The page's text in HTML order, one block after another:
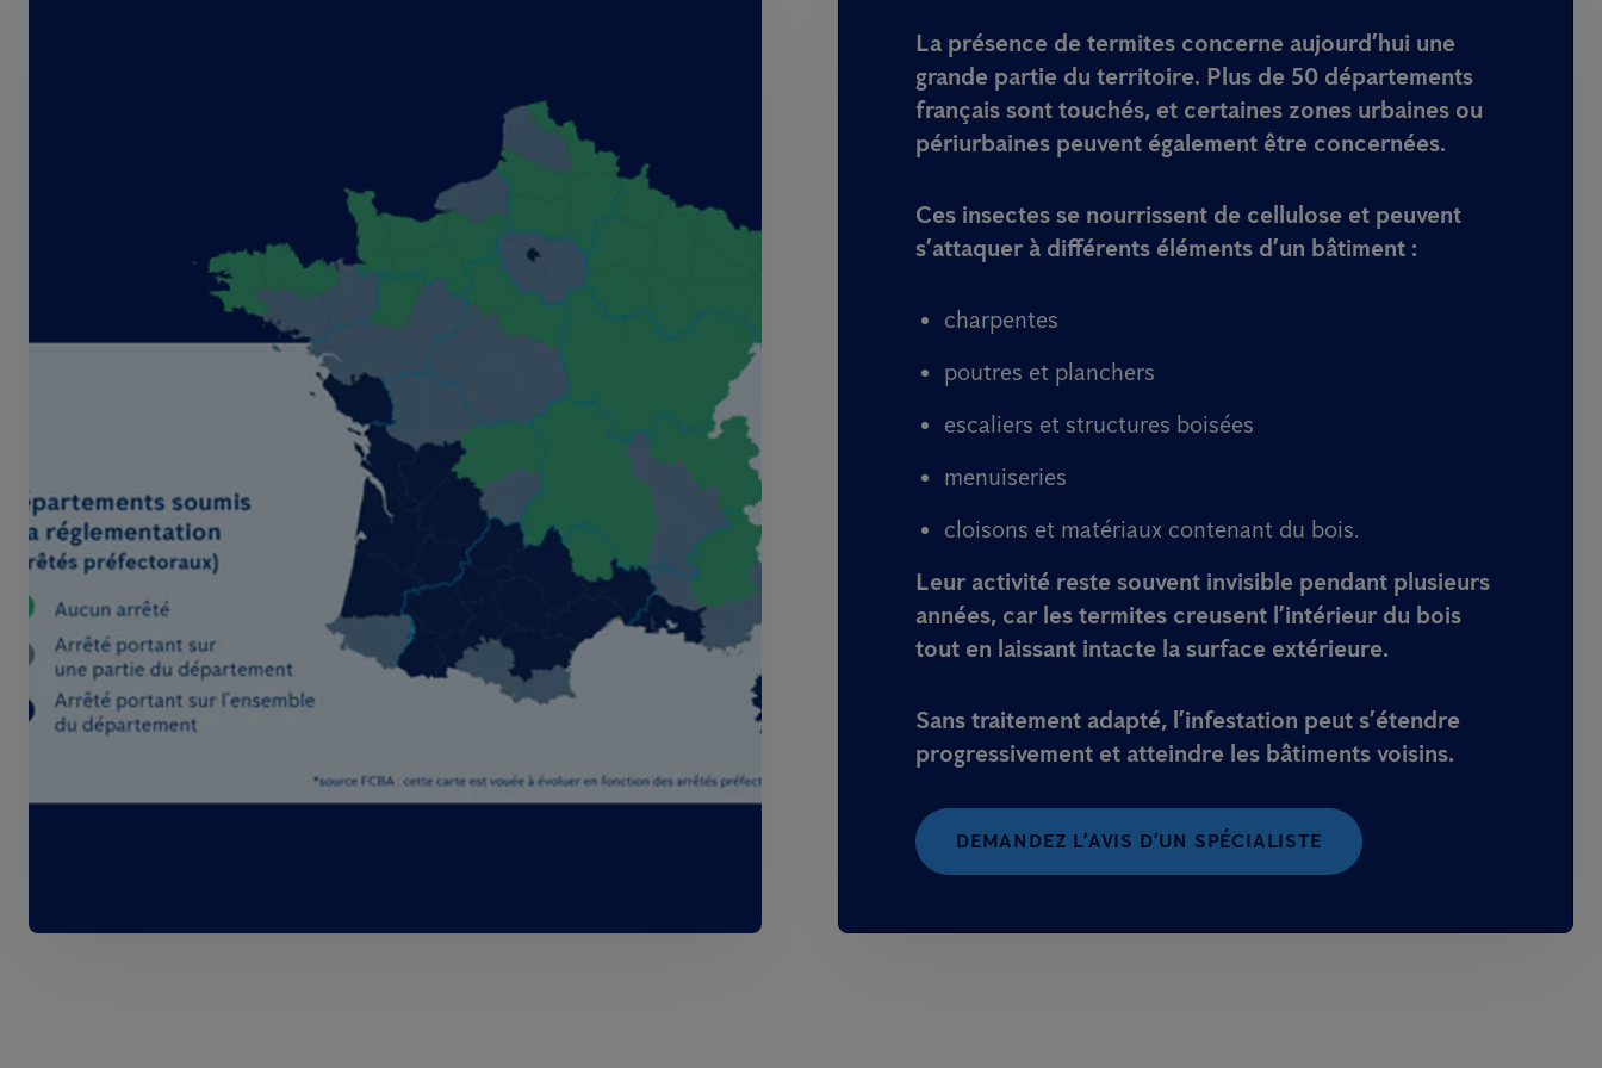
La présence de termites concerne aujourd’hui une
grande partie du territoire. Plus de 50 départements
français sont touchés, et certaines zones urbaines ou
périurbaines peuvent également être concernées.
Ces insectes se nourrissent de cellulose et peuvent
s’attaquer à différents éléments d’un bâtiment :
charpentes
poutres et planchers
escaliers et structures boisées
menuiseries
cloisons et matériaux contenant du bois.
Leur activité reste souvent invisible pendant plusieurs
années, car les termites creusent l’intérieur du bois
tout en laissant intacte la surface extérieure.
Sans traitement adapté, l’infestation peut s’étendre
progressivement et atteindre les bâtiments voisins.
DEMANDEZ L’AVIS D’UN SPÉCIALISTE